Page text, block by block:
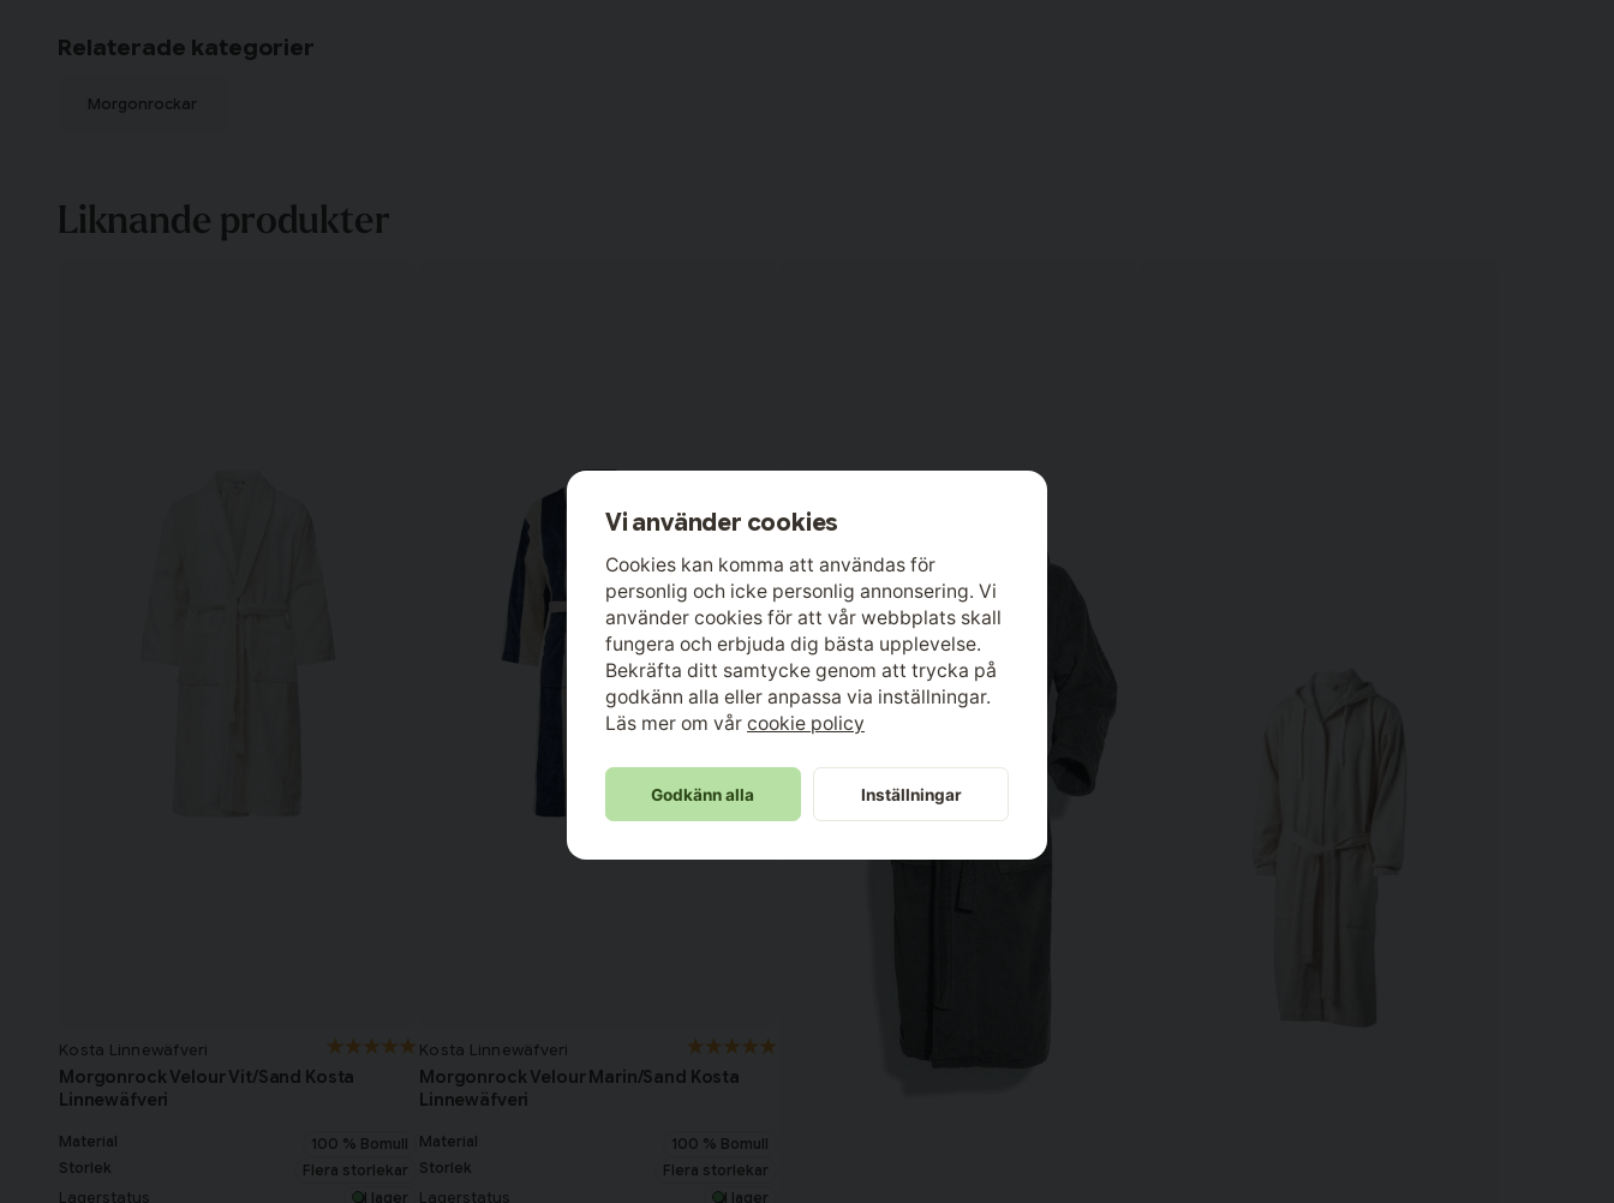
Relaterade kategorier
Morgonrockar
Liknande produkter
Kosta Linnewäfveri
Morgonrock Velour Vit/Sand Kosta
Linnewäfveri
Material
100 % Bomull
Storlek
Flera storlekar
Lagerstatus I lager
Kosta Linnewäfveri
Morgonrock Velour Marin/Sand Kosta
Linnewäfveri
Material
100 % Bomull
Storlek
Flera storlekar
Lagerstatus I lager
Vi använder cookies
Cookies kan komma att användas för
personlig och icke personlig annonsering. Vi
använder cookies för att vår webbplats skall
fungera och erbjuda dig bästa upplevelse.
Bekräfta ditt samtycke genom att trycka på
godkänn alla eller anpassa via inställningar.
Läs mer om vår cookie policy
Godkänn alla Inställningar